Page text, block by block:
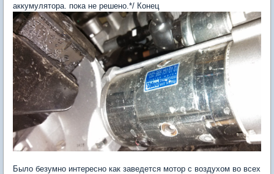
аккумулятора. пока не решено.*/ Конец
Было безумно интересно как заведется мотор с воздухом во всех